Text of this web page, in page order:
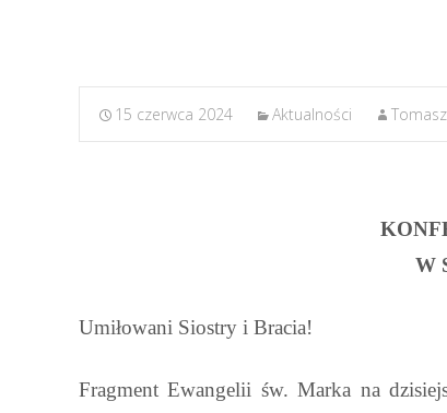
15 czerwca 2024 Aktualności
W
Umiłowani Siostry i Bracia!
Fragment Ewangelii św. Marka na